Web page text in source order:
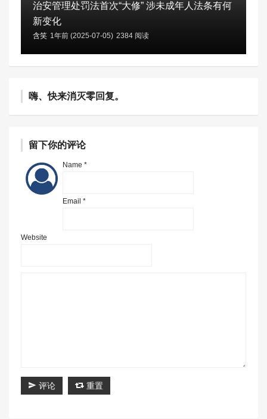
治安管理处罚法首次“大修” 涉未成年人法条有何
新变化
含笑 1年前 (2025-07-05) 2384 阅读
嗨、快来消灭零回复。
留下你的评论
Name *
Email *
Website
评论 重置